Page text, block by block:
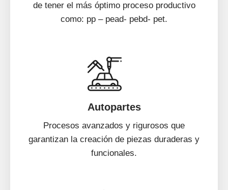
de tener el más óptimo proceso productivo
como: pp – pead- pebd- pet.
Autopartes
Procesos avanzados y rigurosos que
garantizan la creación de piezas duraderas y
funcionales.